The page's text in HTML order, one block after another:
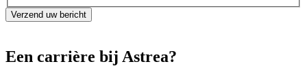
Verzend uw bericht
Een carrière bij Astrea?